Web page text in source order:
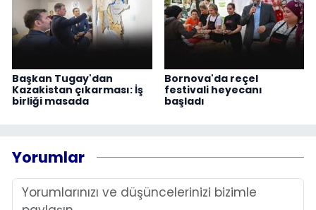
Başkan Tugay'dan
Kazakistan çıkarması: İş
birliği masada
Bornova'da reçel
festivali heyecanı
başladı
Yorumlar